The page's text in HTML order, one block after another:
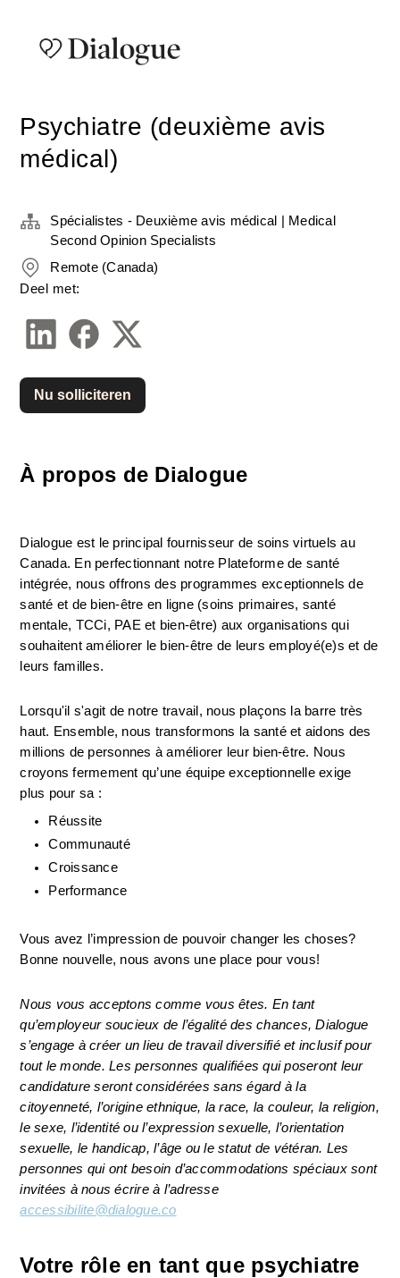
Psychiatre (deuxième avis
médical)
À propos de Dialogue
Dialogue est le principal fournisseur de soins virtuels au
Canada. En perfectionnant notre Plateforme de santé
intégrée, nous offrons des programmes exceptionnels de
santé et de bien-être en ligne (soins primaires, santé
mentale, TCCi, PAE et bien-être) aux organisations qui
souhaitent améliorer le bien-être de leurs employé(e)s et de
leurs familles.
Lorsqu'il s'agit de notre travail, nous plaçons la barre très
haut. Ensemble, nous transformons la santé et aidons des
millions de personnes à améliorer leur bien-être. Nous
croyons fermement qu’une équipe exceptionnelle exige
plus pour sa :
Réussite
Communauté
Croissance
Performance
Vous avez l’impression de pouvoir changer les choses?
Bonne nouvelle, nous avons une place pour vous!
Nous vous acceptons comme vous êtes. En tant
qu’employeur soucieux de l’égalité des chances, Dialogue
s’engage à créer un lieu de travail diversifié et inclusif pour
tout le monde. Les personnes qualifiées qui poseront leur
candidature seront considérées sans égard à la
citoyenneté, l’origine ethnique, la race, la couleur, la religion,
le sexe, l’identité ou l’expression sexuelle, l’orientation
sexuelle, le handicap, l’âge ou le statut de vétéran. Les
personnes qui ont besoin d’accommodations spéciaux sont
invitées à nous écrire à l’adresse
accessibilite@dialogue.co
Votre rôle en tant que psychiatre
Spécialistes - Deuxième avis médical | Medical
Second Opinion Specialists
Remote (Canada)
Deel met:
Nu solliciteren